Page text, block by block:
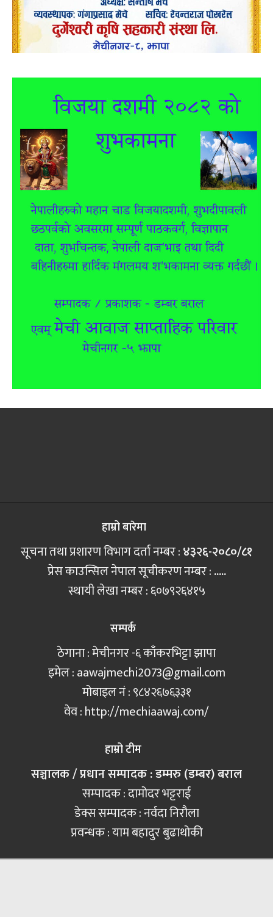
हाम्रो बारेमा
सूचना तथा प्रशारण विभाग दर्ता नम्बर :४३२६-२०८०/८१
प्रेस काउन्सिल नेपाल सूचीकरण नम्बर :.....
स्थायी लेखा नम्बर : ६०७९२६४१५
सम्पर्क
ठेगाना : मेचीनगर -६ काँकरभिट्टा झापा
इमेल :aawajmechi2073@gmail.com
मोबाइल नं‍ : ९८४२६७६३३१
वेव : http://mechiaawaj.com/
हाम्रो टीम
सञ्चालक / प्रधान सम्पादक : डम्मरु (डम्बर) बराल
सम्पादक : दामोदर भट्टराई
डेक्स सम्पादक : नर्वदा निरौला
प्रवन्धक : याम बहादुर बुढाथोकी